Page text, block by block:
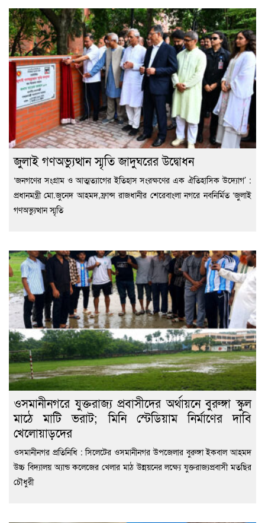
জুলাই গণঅভ্যুত্থান স্মৃতি জাদুঘরের উদ্বোধন
‘জনগণের সংগ্রাম ও আত্মত্যাগের ইতিহাস সংরক্ষণের এক ঐতিহাসিক উদ্যোগ’ :
প্রধানমন্ত্রী মো.জুনেদ আহমদ,ফ্রান্স রাজধানীর শেরেবাংলা নগরে নবনির্মিত ‘জুলাই
গণঅভ্যুত্থান স্মৃতি
ওসমানীনগরে যুক্তরাজ্য প্রবাসীদের অর্থায়নে বুরুঙ্গা স্কুল
মাঠে মাটি ভরাট; মিনি স্টেডিয়াম নির্মাণের দাবি
খেলোয়াড়দের
ওসমানীনগর প্রতিনিধি : সিলেটের ওসমানীনগর উপজেলার বুরুঙ্গা ইকবাল আহমদ
উচ্চ বিদ্যালয় অ্যান্ড কলেজের খেলার মাঠ উন্নয়নের লক্ষ্যে যুক্তরাজ্যপ্রবাসী মতছির
চৌধুরী